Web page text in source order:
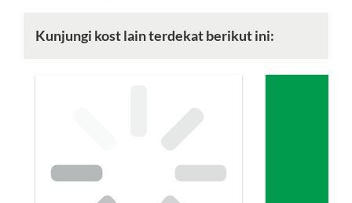
Kunjungi kost lain terdekat berikut ini: